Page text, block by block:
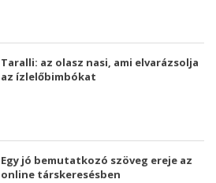
Taralli: az olasz nasi, ami elvarázsolja
az ízlelőbimbókat
Egy jó bemutatkozó szöveg ereje az
online társkeresésben